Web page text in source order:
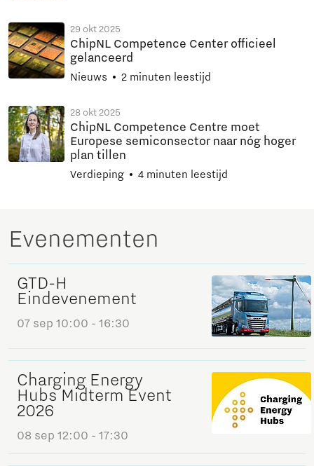
29 okt 2025
ChipNL Competence Center officieel
gelanceerd
Nieuws 2 minuten leestijd
28 okt 2025
ChipNL Competence Centre moet
Europese semiconsector naar nóg hoger
plan tillen
Verdieping 4 minuten leestijd
Evenementen
GTD-H
Eindevenement
07 sep 10:00 - 16:30
Charging Energy
Hubs Midterm Event
2026
08 sep 12:00 - 17:30